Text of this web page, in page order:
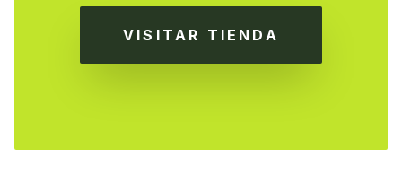
VISITAR TIENDA